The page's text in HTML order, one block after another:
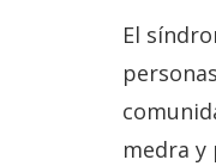
El
medra